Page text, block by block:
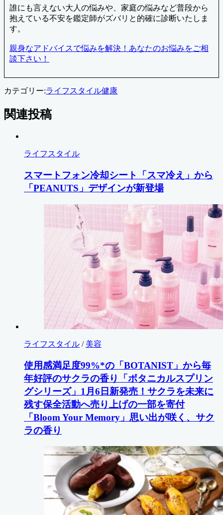
誰にも言えない大人の悩みや、家庭の悩みなど普段から
抱えている不安を鑑定師がズバリと的確に診断いたしま
す。
親身なアドバイスで悩みを解決！あなたのお悩みをご相
談下さい！
カテゴリー:ライフスタイル健康
関連投稿
ライフスタイル
スマートフォン冷却シート「スマ冷え」から
「PEANUTS」デザインが新登場
ライフスタイル / 美容
使用感満足度99%*の「BOTANIST」から毎
年好評のサクラの香り「ボタニカルスプリン
グシリーズ」1月6日新発売！サクラを未来に
残す保全活動へ売り上げの一部を寄付
「Bloom Your Memory」思い出が咲く、サク
ラの香り